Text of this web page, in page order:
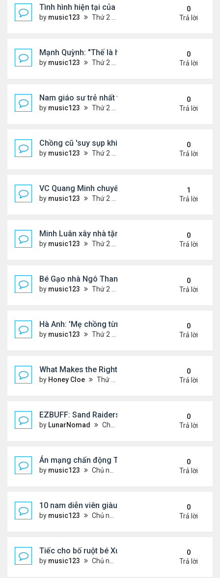
Tình hình hiện tại của Quang Lê
by music123 Thứ 2 Tháng 8 03, 2026 7:00 pm
0
Trả lời
Mạnh Quỳnh: "Thế là hết"
by music123 Thứ 2 Tháng 8 03, 2026 6:56 pm
0
Trả lời
Nam giáo sư trẻ nhất thế giới ở tuổi 18
by music123 Thứ 2 Tháng 8 03, 2026 6:50 pm
0
Trả lời
Chồng cũ 'suy sụp khi biết tin Nicole Kidman có
by music123 Thứ 2 Tháng 8 03, 2026 6:41 pm
0
Trả lời
VC Quang Minh chuyển về tổ ấm
by music123 Thứ 2 Tháng 8 03, 2026 5:56 pm
1
Trả lời
Minh Luân xây nhà tặng cha mẹ
by music123 Thứ 2 Tháng 8 03, 2026 5:45 pm
0
Trả lời
Bé Gạo nhà Ngô Thanh Vân dễ thương trong tiệc
by music123 Thứ 2 Tháng 8 03, 2026 5:19 pm
0
Trả lời
Hà Anh: 'Mẹ chồng từng ngạc nhiên vì tôi luôn trả
by music123 Thứ 2 Tháng 8 03, 2026 5:13 pm
0
Trả lời
What Makes the Right Retail POS Matter?
by Honey Cloe Thứ 2 Tháng 8 03, 2026 10:35 am
0
Trả lời
EZBUFF: Sand Raiders of Sophie Farming
by LunarNomad Chủ nhật Tháng 8 02, 2026 11:33 pm
0
Trả lời
Án mạng chấn động Thái lan: hai chị em người
by music123 Chủ nhật Tháng 8 02, 2026 6:43 pm
0
Trả lời
10 nam diễn viên giàu nhất Trung Quốc 2026
by music123 Chủ nhật Tháng 8 02, 2026 6:39 pm
0
Trả lời
Tiếc cho bố ruột bé Xuân Mai ở Mỹ
by music123 Chủ nhật Tháng 8 02, 2026 6:33 pm
0
Trả lời